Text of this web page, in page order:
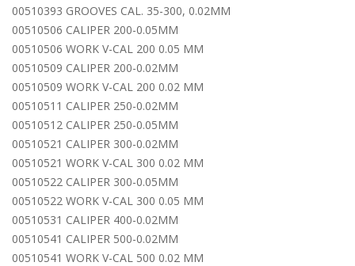
00510393 GROOVES CAL. 35-300, 0.02MM
00510506 CALIPER 200-0.05MM
00510506 WORK V-CAL 200 0.05 MM
00510509 CALIPER 200-0.02MM
00510509 WORK V-CAL 200 0.02 MM
00510511 CALIPER 250-0.02MM
00510512 CALIPER 250-0.05MM
00510521 CALIPER 300-0.02MM
00510521 WORK V-CAL 300 0.02 MM
00510522 CALIPER 300-0.05MM
00510522 WORK V-CAL 300 0.05 MM
00510531 CALIPER 400-0.02MM
00510541 CALIPER 500-0.02MM
00510541 WORK V-CAL 500 0.02 MM